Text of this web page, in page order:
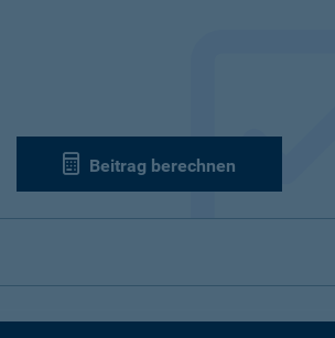
Beitrag berechnen